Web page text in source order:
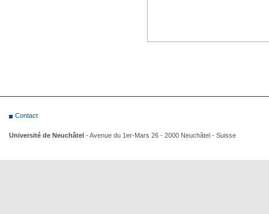
Contact
Université de Neuchâtel - Avenue du 1er-Mars 26 - 2000 Neuchâtel - Suisse